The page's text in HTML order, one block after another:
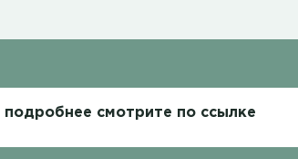
подробнее смотрите по ссылке